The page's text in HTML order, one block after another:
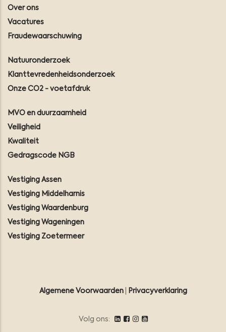
Over ons
Vacatures
Fraudewaarschuwing
Natuuronderzoek
Klanttevredenheidsonderzoek
Onze CO2 - voetafdruk
MVO en duurzaamheid
Veiligheid
Kwaliteit
Gedragscode NGB
Vestiging Assen
Vestiging Middelharnis
Vestiging Waardenburg
Vestiging Wageningen
Vestiging Zoetermeer
Algemene Voorwaarden| Privacyverklaring
Volg ons: